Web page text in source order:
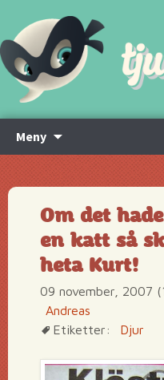
Meny
innehåll
Om det
en katt så
heta Kurt!
09 november, 2007
Andreas
Etiketter:
Djur